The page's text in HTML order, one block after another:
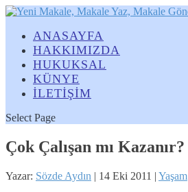
ANASAYFA
HAKKIMIZDA
HUKUKSAL
KÜNYE
İLETİŞİM
Select Page
Çok Çalışan mı Kazanır?
Yazar: Sözde Aydın | 14 Eki 2011 | Yaşam